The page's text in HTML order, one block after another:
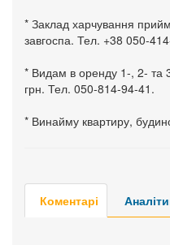
* Заклад харчування
завгоспа. Тел. +38 050-
* Видам в оренду 1-, 2- та
грн. Тел. 050-814-94-41.
* Винайму квартиру,
Коментарі